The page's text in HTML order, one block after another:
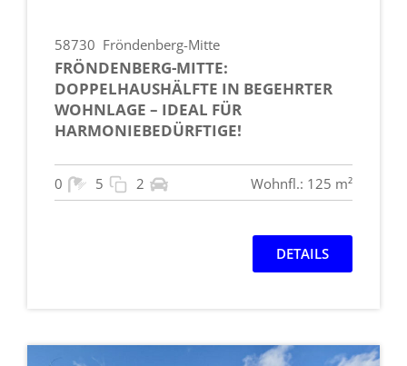
58730 Fröndenberg-Mitte
FRÖNDENBERG-MITTE:
DOPPELHAUSHÄLFTE IN BEGEHRTER
WOHNLAGE – IDEAL FÜR
HARMONIEBEDÜRFTIGE!
0 5 2 Wohnfl.: 125 m²
DETAILS